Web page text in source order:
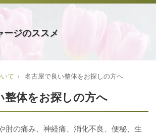
ージのススメ
て 名古屋で良い整体をお探しの方へ
整体をお探しの方へ
肘の痛み、神経痛、消化不良、便秘、生